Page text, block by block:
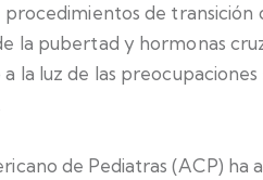
procedimientos de
la pubertad y hormonas
la luz de las
de Pediatras (ACP) ha